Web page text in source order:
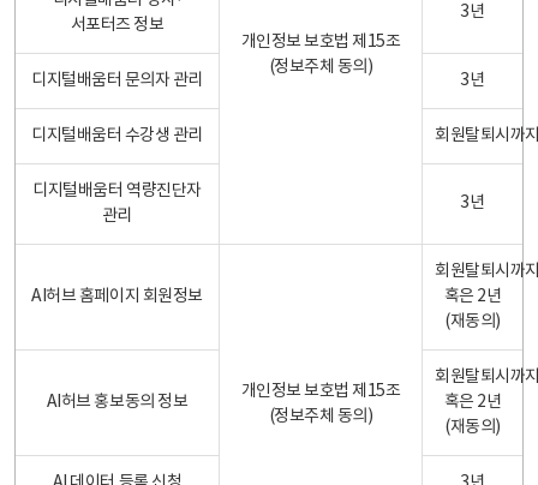
개인정보 보호법 제15조
(정보주체 동의)
서포터즈 정보
3년
디지털배움터 문의자 관리 3년
디지털배움터 수강생 관리 회원탈퇴시까
디지털배움터 역량진단자
관리
3년
AI허브 홈페이지 회원정보
개인정보 보호법 제15조
(정보주체 동의)
회원탈퇴시까
혹은 2년
(재동의)
AI허브 홍보동의 정보
회원탈퇴시까
혹은 2년
(재동의)